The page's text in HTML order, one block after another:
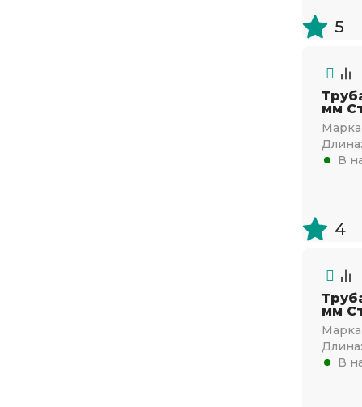
5
мм
Марка
Длина:
В
4
мм
Марка
Длина:
В